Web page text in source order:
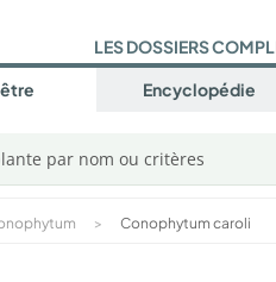
LES DOSSIERS
Encyclopédie
par nom ou critères
> Conophytum caroli